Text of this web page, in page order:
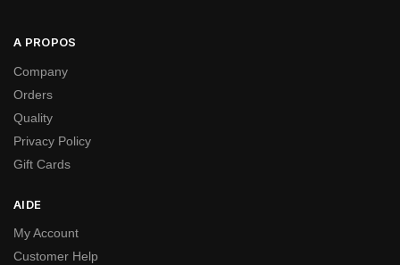
A PROPOS
Company
Orders
Quality
Privacy Policy
Gift Cards
AIDE
My Account
Customer Help